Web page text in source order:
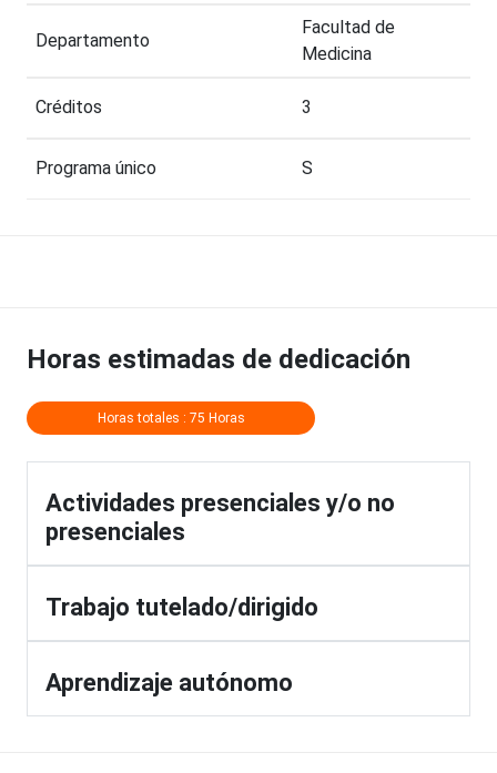
Departamento
Facultad de
Medicina
Créditos 3
Programa único S
Horas estimadas de dedicación
Horas totales : 75 Horas
Actividades presenciales y/o no
presenciales
Trabajo tutelado/dirigido
Aprendizaje autónomo